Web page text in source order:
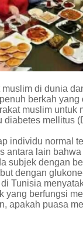
di dunia
berkah
muslim untuk
diabetes mellitus
individu normal
antara lain
subjek dengan
dengan
Tunisia
yang berfungsi
apakah puasa